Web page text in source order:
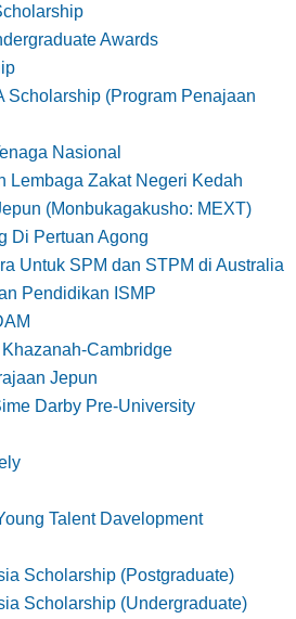
Awards
Scholarship (Program Penajaan
Nasional
Lembaga Zakat Negeri Kedah
(Monbukagakusho: MEXT)
Di Pertuan Agong
Untuk SPM dan STPM di Australia
Pendidikan ISMP
Cambridge
Jepun
Darby Pre-University
Talent Davelopment
Scholarship (Postgraduate)
Scholarship (Undergraduate)